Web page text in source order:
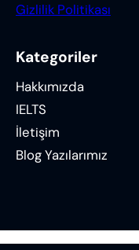
Gizlilik Politikası
Kategoriler
Hakkımızda
IELTS
İletişim
Blog Yazılarımız